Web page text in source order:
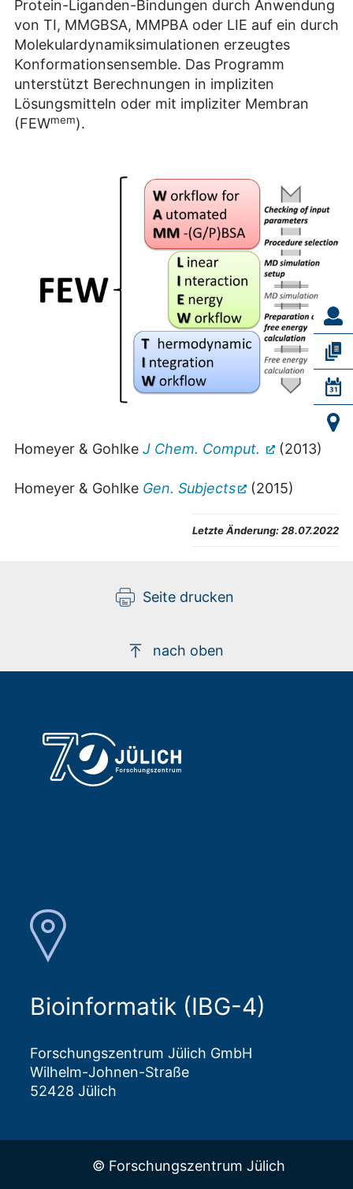
Protein-Liganden-Bindungen durch Anwendung
von TI, MMGBSA, MMPBA oder LIE auf ein durch
Molekulardynamiksimulationen erzeugtes
Konformationsensemble. Das Programm
unterstützt Berechnungen in impliziten
Lösungsmitteln oder mit impliziter Membran
(FEWmem).
Homeyer & Gohlke J Chem. Comput. (2013)
Homeyer & Gohlke Gen. Subjects (2015)
Letzte Änderung:28.07.2022
Seite drucken
nach oben
Bioinformatik (IBG-4)
Forschungszentrum Jülich GmbH
Wilhelm-Johnen-Straße
52428 Jülich
© Forschungszentrum Jülich